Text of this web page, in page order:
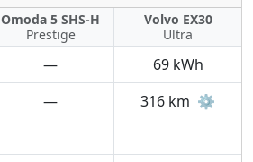
Omoda 5 SHS-H
Prestige
Volvo EX30
Ultra
— 69 kWh
— 316 km ⚙️